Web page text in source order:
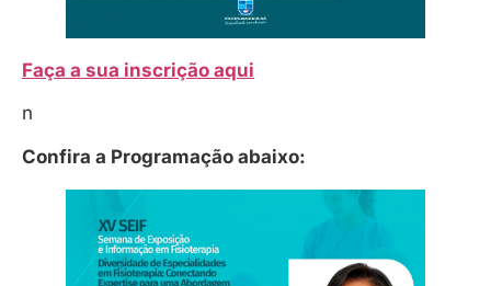
Faça a sua inscrição aqui
n
Confira a Programação abaixo: